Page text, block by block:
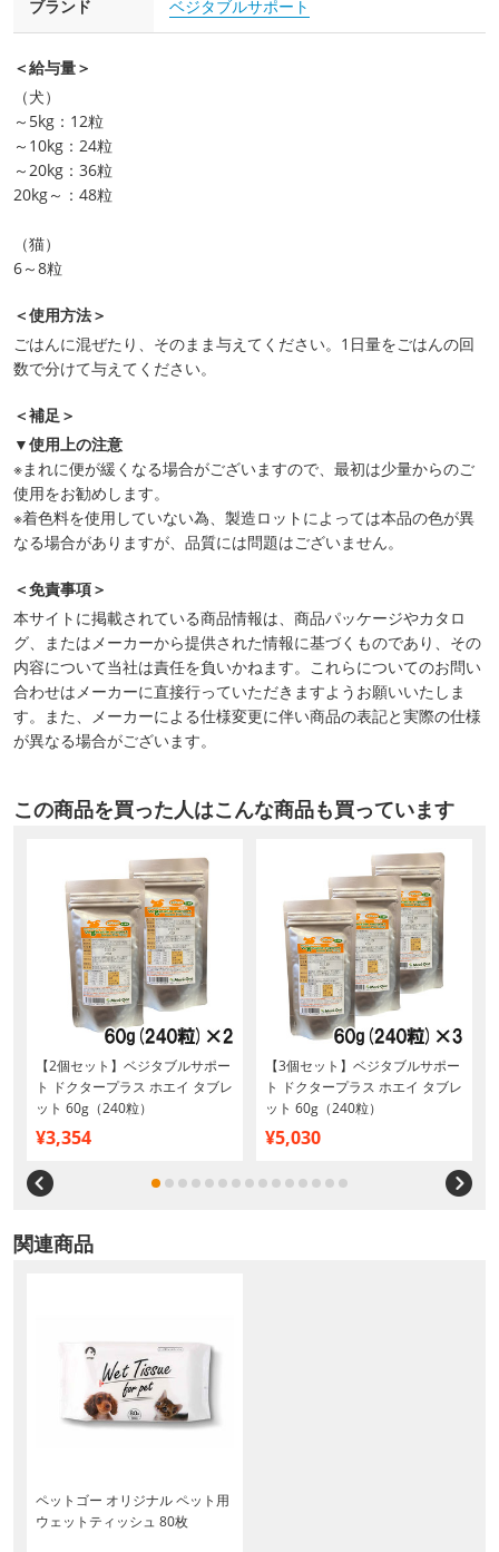
ブランド ベジタブルサポート
＜給与量＞
（犬）
～5kg：12粒
～10kg：24粒
～20kg：36粒
20kg～：48粒
（猫）
6～8粒
＜使用方法＞
ごはんに混ぜたり、そのまま与えてください。1日量をごはんの回
数で分けて与えてください。
＜補足＞
▼使用上の注意
※まれに便が緩くなる場合がございますので、最初は少量からのご
使用をお勧めします。
※着色料を使用していない為、製造ロットによっては本品の色が異
なる場合がありますが、品質には問題はございません。
＜免責事項＞
本サイトに掲載されている商品情報は、商品パッケージやカタロ
グ、またはメーカーから提供された情報に基づくものであり、その
内容について当社は責任を負いかねます。これらについてのお問い
合わせはメーカーに直接行っていただきますようお願いいたしま
す。また、メーカーによる仕様変更に伴い商品の表記と実際の仕様
が異なる場合がございます。
この商品を買った人はこんな商品も買っています
【2個セット】ベジタブルサポー
ト ドクタープラス ホエイ タブレ
ット 60g（240粒）
¥3,354
【3個セット】ベジタブルサポー
ト ドクタープラス ホエイ タブレ
ット 60g（240粒）
¥5,030
関連商品
ペットゴー オリジナル ペット用
ウェットティッシュ 80枚